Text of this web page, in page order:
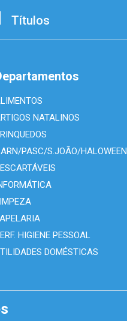
Títulos
NATALINOS
PASC/S.JOÃO/HALOWEEN
HIGIENE PESSOAL
DOMÉSTICAS